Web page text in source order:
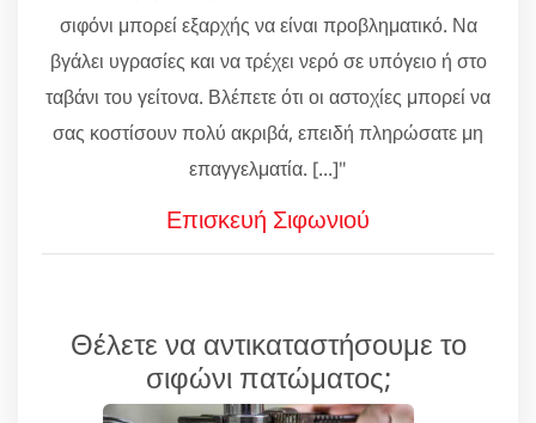
σιφόνι μπορεί εξαρχής να είναι προβληματικό. Να
βγάλει υγρασίες και να τρέχει νερό σε υπόγειο ή στο
ταβάνι του γείτονα. Βλέπετε ότι οι αστοχίες μπορεί να
σας κοστίσουν πολύ ακριβά, επειδή πληρώσατε μη
επαγγελματία. [...]"
Επισκευή Σιφωνιού
Θέλετε να αντικαταστήσουμε το
σιφώνι πατώματος;